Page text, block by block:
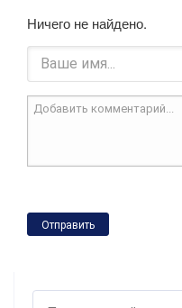
Ничего не найдено.
Отправить